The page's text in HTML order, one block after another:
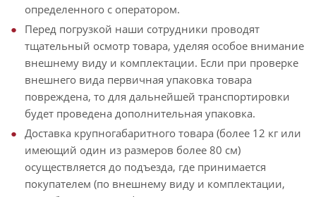
определенного с оператором.
Перед погрузкой наши сотрудники проводят
тщательный осмотр товара, уделяя особое внимание
внешнему виду и комплектации. Если при проверке
внешнего вида первичная упаковка товара
повреждена, то для дальнейшей транспортировки
будет проведена дополнительная упаковка.
Доставка крупногабаритного товара (более 12 кг или
имеющий один из размеров более 80 см)
осуществляется до подъезда, где принимается
покупателем (по внешнему виду и комплектации,